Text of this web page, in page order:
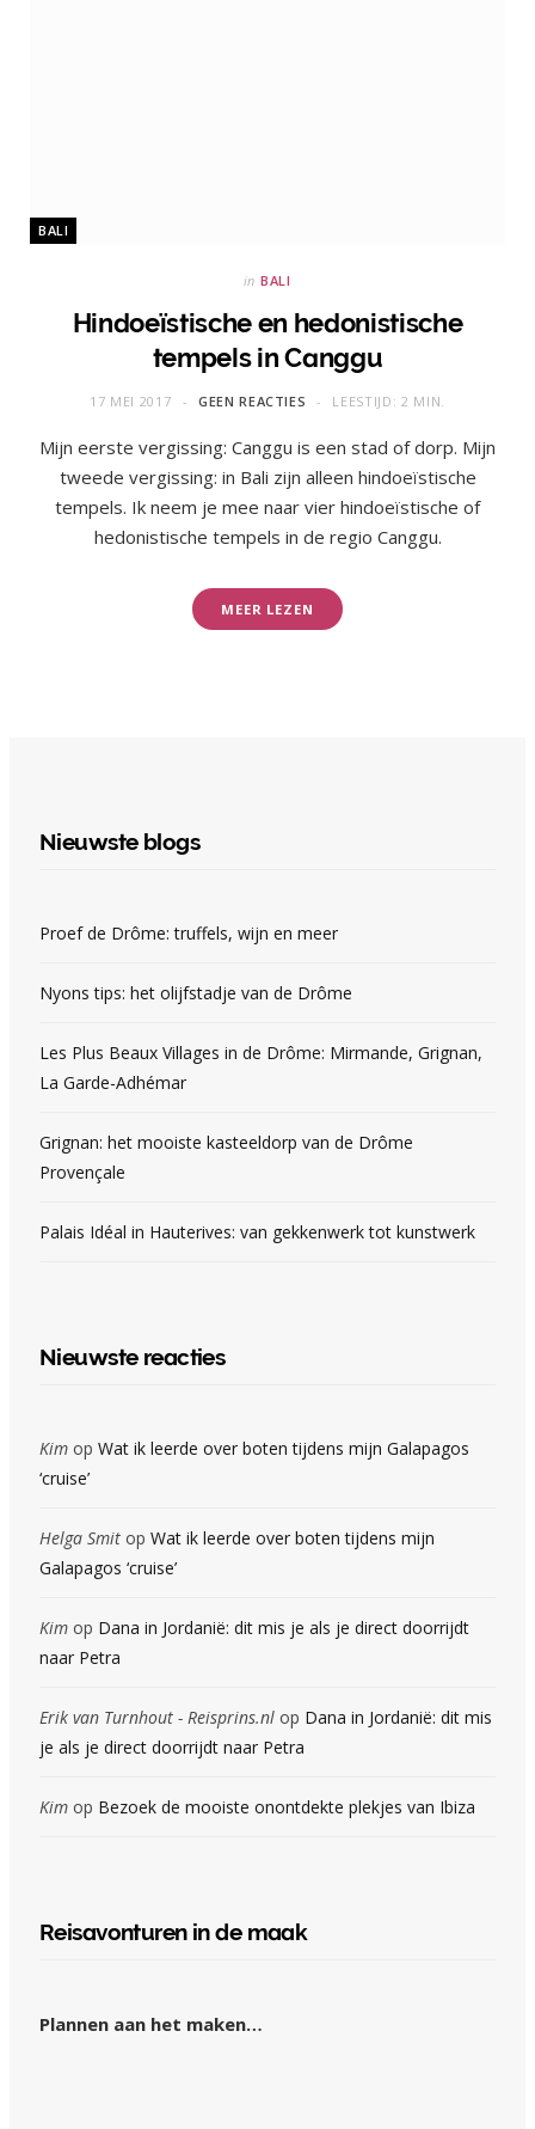
BALI
in BALI
Hindoeïstische en hedonistische
tempels in Canggu
17 MEI 2017 GEEN REACTIES LEESTIJD: 2 MIN.
Mijn eerste vergissing: Canggu is een stad of dorp. Mijn
tweede vergissing: in Bali zijn alleen hindoeïstische
tempels. Ik neem je mee naar vier hindoeïstische of
hedonistische tempels in de regio Canggu.
MEER LEZEN
Nieuwste blogs
Proef de Drôme: truffels, wijn en meer
Nyons tips: het olijfstadje van de Drôme
Les Plus Beaux Villages in de Drôme: Mirmande, Grignan,
La Garde-Adhémar
Grignan: het mooiste kasteeldorp van de Drôme
Provençale
Palais Idéal in Hauterives: van gekkenwerk tot kunstwerk
Nieuwste reacties
Kim op Wat ik leerde over boten tijdens mijn Galapagos
‘cruise’
Helga Smit op Wat ik leerde over boten tijdens mijn
Galapagos ‘cruise’
Kim op Dana in Jordanië: dit mis je als je direct doorrijdt
naar Petra
Erik van Turnhout - Reisprins.nl op Dana in Jordanië: dit mis
je als je direct doorrijdt naar Petra
Kim op Bezoek de mooiste onontdekte plekjes van Ibiza
Reisavonturen in de maak
Plannen aan het maken…